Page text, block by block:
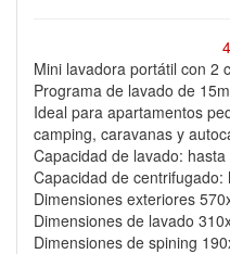
Mini lavadora portátil con 2
Programa de lavado de
Ideal para apartamentos
camping, caravanas y
Capacidad de lavado: hasta
Capacidad de centrifugado:
Dimensiones exteriores
Dimensiones de lavado
Dimensiones de spining